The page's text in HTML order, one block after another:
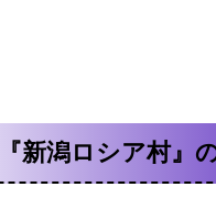
『新潟ロシア村』